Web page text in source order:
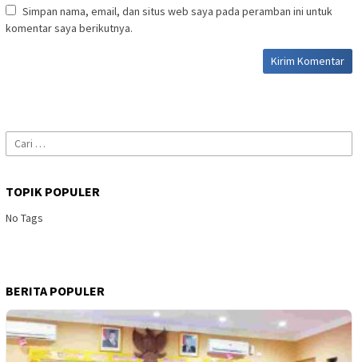
Simpan nama, email, dan situs web saya pada peramban ini untuk
komentar saya berikutnya.
Cari
untuk:
TOPIK POPULER
No Tags
BERITA POPULER